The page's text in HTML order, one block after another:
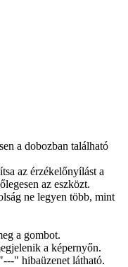
a dobozban található
az érzékelőnyílást a
az eszközt.
ne legyen több, mint
a gombot.
a képernyőn.
" hibaüzenet látható.